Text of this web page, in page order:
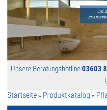
KATALOGE
RATGEBER
SERVICE
GALERIE
Unsere Beratungshotline03603
Startseite » Produktkatalog »